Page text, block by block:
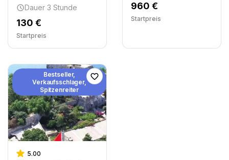
Dauer 3 Stunde
130 €
Startpreis
960 €
Startpreis
Bestseller,
Verkaufsschlager,
Spitzenreiter
5.00